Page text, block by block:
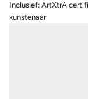
Inclusief: ArtXtrA
kunstenaar